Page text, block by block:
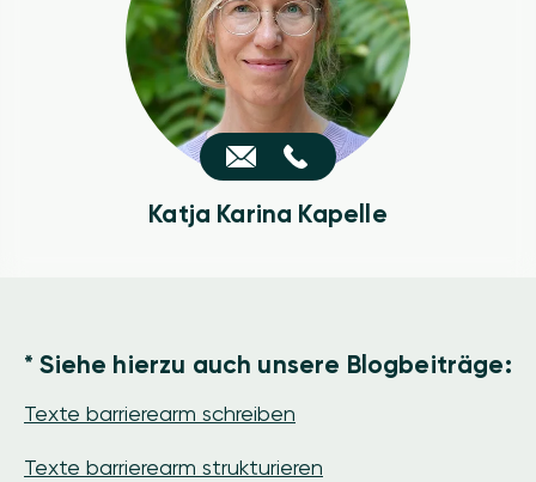
Katja Karina Kapelle
* Siehe hierzu auch unsere Blogbeiträge:
Texte barrierearm schreiben
Texte barrierearm strukturieren